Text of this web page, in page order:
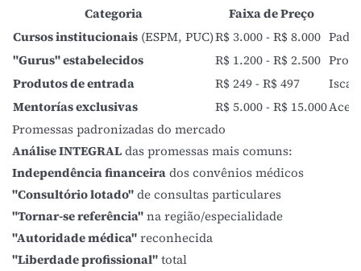
Categoria
Faixa de Preço
Cursos institucionais (ESPM, PUC)R$ 3.000 - R$ 8.000
"Gurus" estabelecidos
R$ 1.200 - R$ 2.500
Produtos de entrada
R$ 249 - R$ 497
Mentorías exclusivas
R$ 5.000 - R$ 15.000
Promessas padronizadas do mercado
Análise INTEGRALdas promessas mais comuns:
Independência financeirados convênios médicos
"Consultório lotado"de consultas particulares
"Tornar-se referência"na região/especialidade
"Autoridade médica"reconhecida
"Liberdade profissional"total